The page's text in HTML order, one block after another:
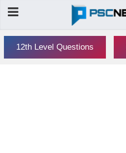
12th Level Questions